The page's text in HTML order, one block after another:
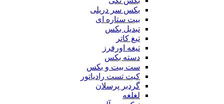
بکس سر دریلی
بیت ستاره ای
تبدیل بکس
تیغ کاتر
تیغه اورفرز
دسته بکس
ست بیت و بکس
کیت تست رادیاتور
گردبر پرسلان
لغلغه